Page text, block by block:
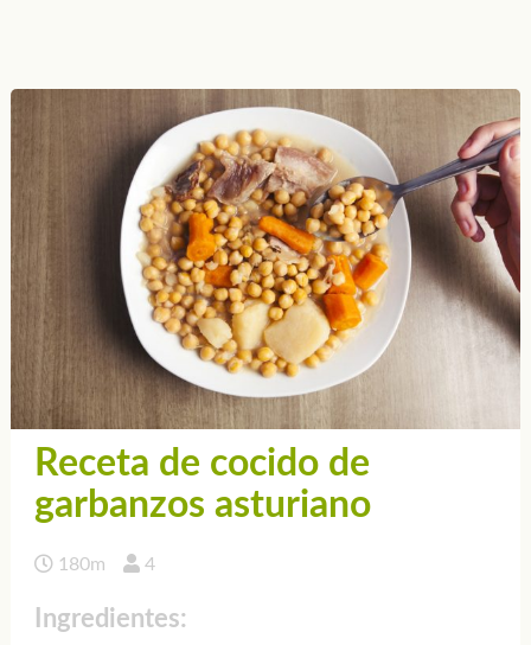
Receta de cocido de
garbanzos asturiano
180m 4
Ingredientes: